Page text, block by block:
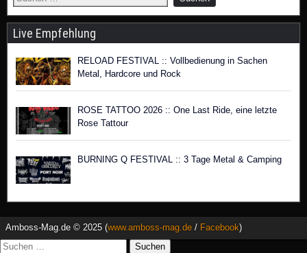
Live Empfehlung
RELOAD FESTIVAL :: Vollbedienung in Sachen
Metal, Hardcore und Rock
ROSE TATTOO 2026 :: One Last Ride, eine letzte
Rose Tattour
BURNING Q FESTIVAL :: 3 Tage Metal & Camping
Amboss-Mag.de © 2025 (www.amboss-mag.de / Facebook)